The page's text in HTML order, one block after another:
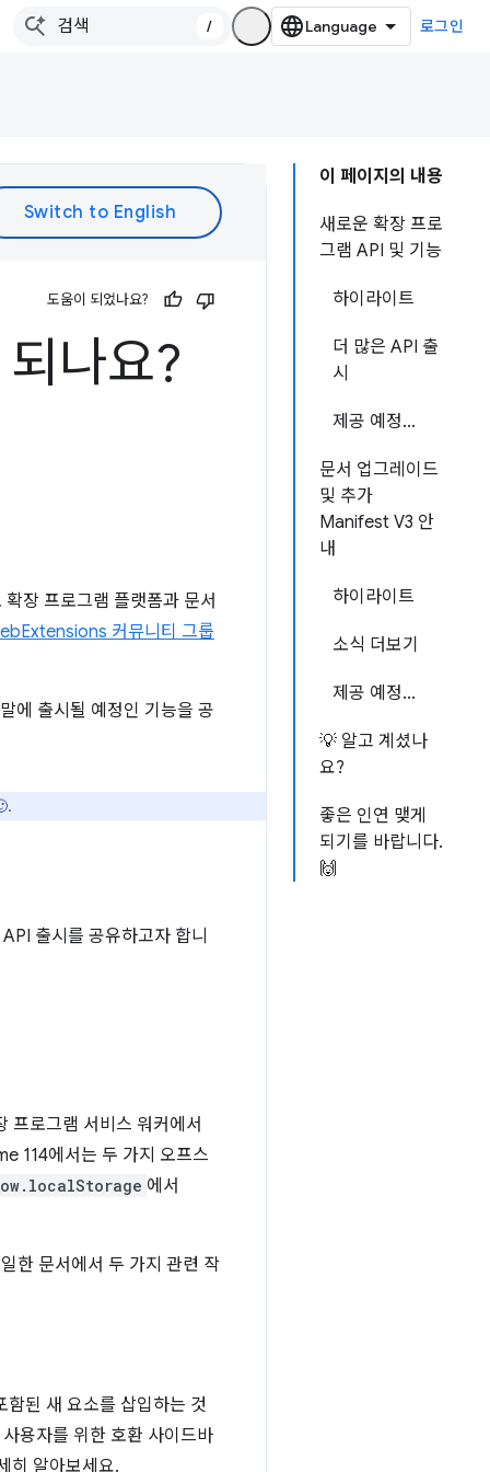
/ 로그인
이 페이지의 내용
새로운 확장 프로
그램 API 및 기능
하이라이트
더 많은 API 출
시
제공 예정...
문서 업그레이드
및 추가
Manifest V3 안
내
하이라이트
소식 더보기
제공 예정...
💡 알고 계셨나
요?
좋은 인연 맺게
되기를 바랍니다.
🙌
도움이 되었나요?
나요?
장 프로그램 플랫폼과 문서
커뮤니티 그룹
에 출시될 예정인 기능을 공
출시를 공유하고자 합니
로그램 서비스 워커에서
114에서는 두 가지 오프스
에서
한 문서에서 두 가지 관련 작
된 새 요소를 삽입하는 것
용자를 위한 호환 사이드바
히 알아보세요.